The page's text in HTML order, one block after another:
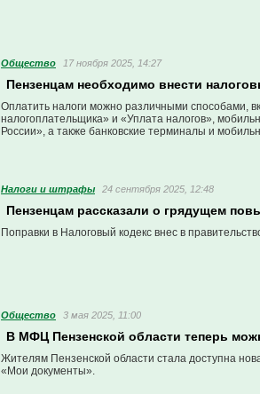
Общество 17 ноября 2025, 14:27
Пензенцам необходимо внести
Оплатить налоги можно различными способами,
налогоплательщика» и «Уплата налогов»,
России», а также банковские терминалы и
Налоги и штрафы 24 сентября 2025, 12:48
Пензенцам рассказали о грядущем
Поправки в Налоговый кодекс внес в
Общество 3 мая 2025, 11:00
В МФЦ Пензенской области теперь
Жителям Пензенской области стала доступна
«Мои документы».